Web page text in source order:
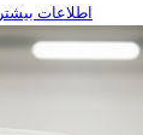
اطلاعات بیشتر